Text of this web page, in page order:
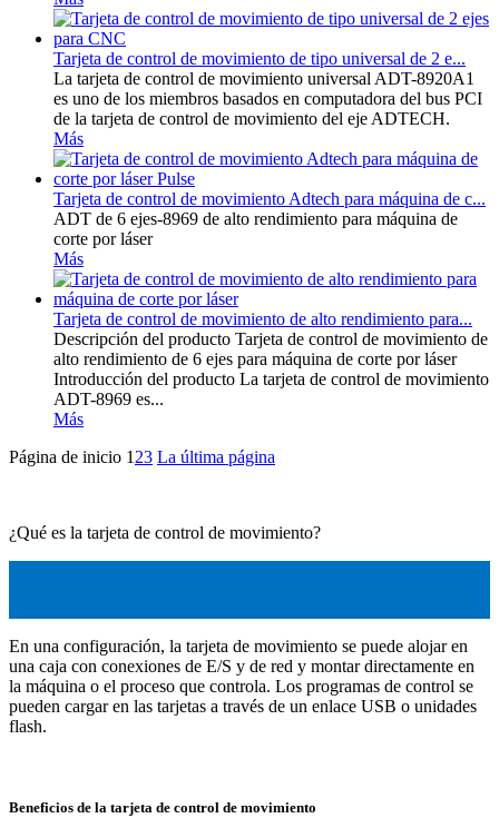
Tarjeta de control de movimiento de tipo universal de 2 e...
La tarjeta de control de movimiento universal ADT-8920A1
es uno de los miembros basados ​​en computadora del bus PCI
de la tarjeta de control de movimiento del eje ADTECH.
Más
Tarjeta de control de movimiento Adtech para máquina de c...
ADT de 6 ejes-8969 de alto rendimiento para máquina de
corte por láser
Más
Tarjeta de control de movimiento de alto rendimiento para...
Descripción del producto Tarjeta de control de movimiento de
alto rendimiento de 6 ejes para máquina de corte por láser
Introducción del producto La tarjeta de control de movimiento
ADT-8969 es...
Más
Página de inicio 1 23 La última página
¿Qué es la tarjeta de control de movimiento?
En una configuración, la tarjeta de movimiento se puede alojar en
una caja con conexiones de E/S y de red y montar directamente en
la máquina o el proceso que controla. Los programas de control se
pueden cargar en las tarjetas a través de un enlace USB o unidades
flash.
Beneficios de la tarjeta de control de movimiento